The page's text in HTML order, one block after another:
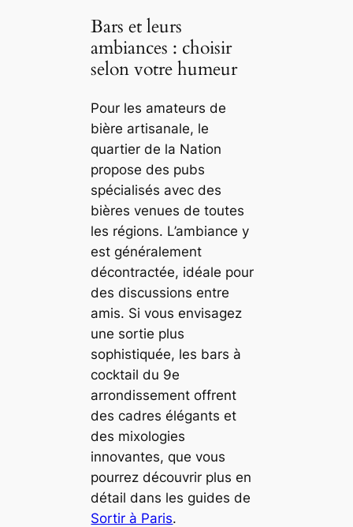
Bars et leurs
ambiances : choisir
selon votre humeur
Pour les amateurs de
bière artisanale, le
quartier de la Nation
propose des pubs
spécialisés avec des
bières venues de toutes
les régions. L’ambiance y
est généralement
décontractée, idéale pour
des discussions entre
amis. Si vous envisagez
une sortie plus
sophistiquée, les bars à
cocktail du 9e
arrondissement offrent
des cadres élégants et
des mixologies
innovantes, que vous
pourrez découvrir plus en
détail dans les guides de
Sortir à Paris.